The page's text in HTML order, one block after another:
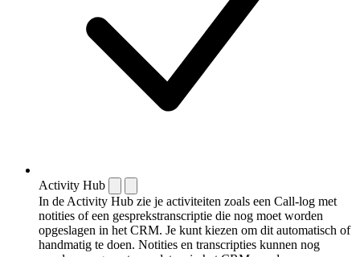
Activity Hub
In de Activity Hub zie je activiteiten zoals een Call-log met
notities of een gespreks­transcriptie die nog moet worden
opgeslagen in het CRM. Je kunt kiezen om dit automatisch of
handmatig te doen. Notities en transcripties kunnen nog